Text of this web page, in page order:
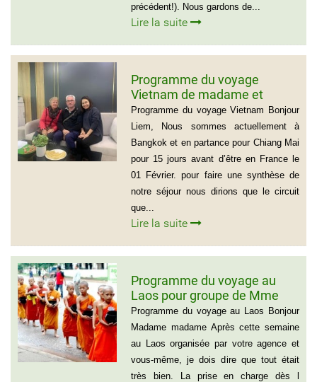
précédent!). Nous gardons de...
Lire la suite
Programme du voyage
Vietnam de madame et
Monsieur Michel et Michèle
LEROUX
Programme du voyage Vietnam Bonjour
Liem, Nous sommes actuellement à
Bangkok et en partance pour Chiang Mai
pour 15 jours avant d’être en France le
01 Février. pour faire une synthèse de
notre séjour nous dirions que le circuit
que...
Lire la suite
Programme du voyage au
Laos pour groupe de Mme
Samul Le Vourch, 7
personnes
Programme du voyage au Laos Bonjour
Madame madame Après cette semaine
au Laos organisée par votre agence et
vous-même, je dois dire que tout était
très bien. La prise en charge dès l